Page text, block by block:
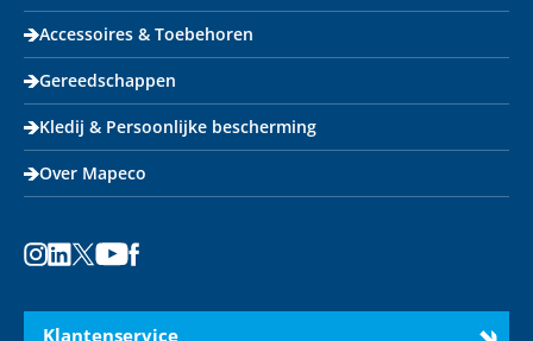
Accessoires & Toebehoren
Gereedschappen
Kledij & Persoonlijke bescherming
Over Mapeco
Klantenservice